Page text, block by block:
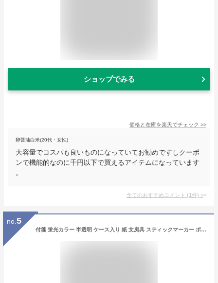
ショップでみる
価格と在庫を楽天でチェック >>
卵醤油白米(20代・女性)
大容量でコスパも良いものになっていてお勧めですしクーポ
ンで機能的なのに千円以下で買えるアイテムになっています
。
全てのおすすめコメント (1件) >
no. 5
付箋 蛍光カラー 半透明 ケース入り 紙 文房具 スティックマーカー ポストイット セット 新学期 学校用品 勉強用品 試験 テスト 目印 しるし 日記 ふせん メモ帳 お手紙 デコレーション カード 受験 メモ 仕事 スティックマーカー 4種 文房具 便利グッズ hmp-017